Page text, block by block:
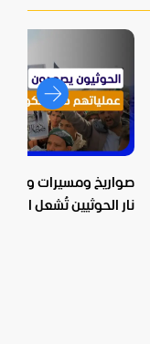
صواريخ ومسيرات
نار الحوثيين تُشعل اليمن